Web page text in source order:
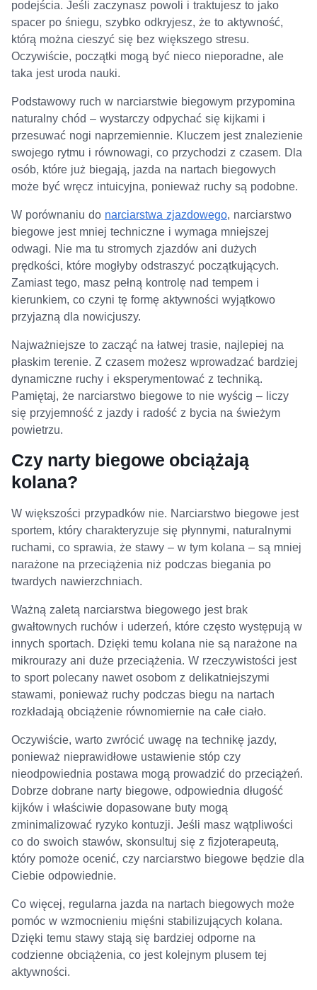
podejścia. Jeśli zaczynasz powoli i traktujesz to jako
spacer po śniegu, szybko odkryjesz, że to aktywność,
którą można cieszyć się bez większego stresu.
Oczywiście, początki mogą być nieco nieporadne, ale
taka jest uroda nauki.
Podstawowy ruch w narciarstwie biegowym przypomina
naturalny chód – wystarczy odpychać się kijkami i
przesuwać nogi naprzemiennie. Kluczem jest znalezienie
swojego rytmu i równowagi, co przychodzi z czasem. Dla
osób, które już biegają, jazda na nartach biegowych
może być wręcz intuicyjna, ponieważ ruchy są podobne.
W porównaniu do narciarstwa zjazdowego, narciarstwo
biegowe jest mniej techniczne i wymaga mniejszej
odwagi. Nie ma tu stromych zjazdów ani dużych
prędkości, które mogłyby odstraszyć początkujących.
Zamiast tego, masz pełną kontrolę nad tempem i
kierunkiem, co czyni tę formę aktywności wyjątkowo
przyjazną dla nowicjuszy.
Najważniejsze to zacząć na łatwej trasie, najlepiej na
płaskim terenie. Z czasem możesz wprowadzać bardziej
dynamiczne ruchy i eksperymentować z techniką.
Pamiętaj, że narciarstwo biegowe to nie wyścig – liczy
się przyjemność z jazdy i radość z bycia na świeżym
powietrzu.
Czy narty biegowe obciążają
kolana?
W większości przypadków nie. Narciarstwo biegowe jest
sportem, który charakteryzuje się płynnymi, naturalnymi
ruchami, co sprawia, że stawy – w tym kolana – są mniej
narażone na przeciążenia niż podczas biegania po
twardych nawierzchniach.
Ważną zaletą narciarstwa biegowego jest brak
gwałtownych ruchów i uderzeń, które często występują w
innych sportach. Dzięki temu kolana nie są narażone na
mikrourazy ani duże przeciążenia. W rzeczywistości jest
to sport polecany nawet osobom z delikatniejszymi
stawami, ponieważ ruchy podczas biegu na nartach
rozkładają obciążenie równomiernie na całe ciało.
Oczywiście, warto zwrócić uwagę na technikę jazdy,
ponieważ nieprawidłowe ustawienie stóp czy
nieodpowiednia postawa mogą prowadzić do przeciążeń.
Dobrze dobrane narty biegowe, odpowiednia długość
kijków i właściwie dopasowane buty mogą
zminimalizować ryzyko kontuzji. Jeśli masz wątpliwości
co do swoich stawów, skonsultuj się z fizjoterapeutą,
który pomoże ocenić, czy narciarstwo biegowe będzie dla
Ciebie odpowiednie.
Co więcej, regularna jazda na nartach biegowych może
pomóc w wzmocnieniu mięśni stabilizujących kolana.
Dzięki temu stawy stają się bardziej odporne na
codzienne obciążenia, co jest kolejnym plusem tej
aktywności.